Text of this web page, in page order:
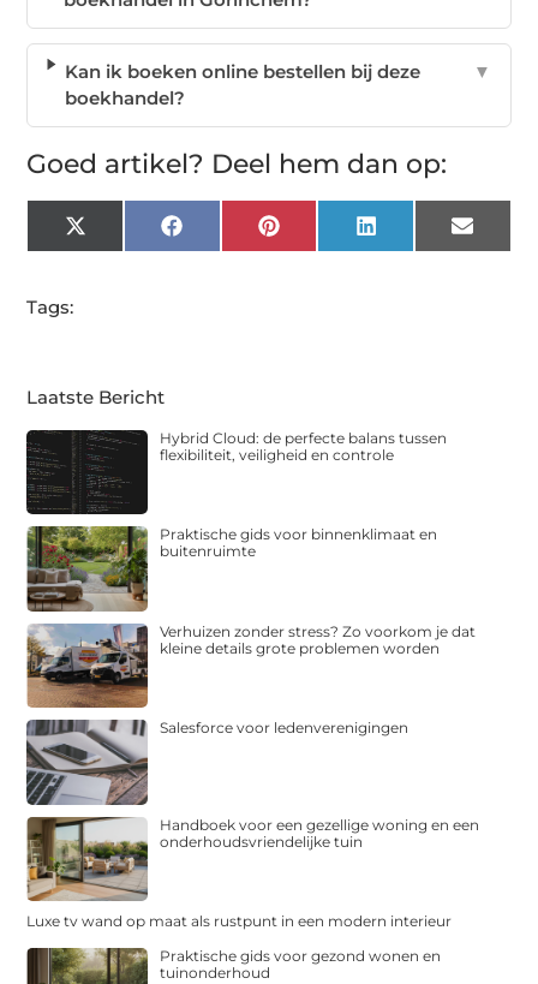
Kan ik boeken online bestellen bij deze
boekhandel?
▼
Goed artikel? Deel hem dan op:
X
(Twitter)
FacebookPinterest LinkedIn Email
Tags:
Laatste Bericht
Hybrid Cloud: de perfecte balans tussen
flexibiliteit, veiligheid en controle
Praktische gids voor binnenklimaat en
buitenruimte
Verhuizen zonder stress? Zo voorkom je dat
kleine details grote problemen worden
Salesforce voor ledenverenigingen
Handboek voor een gezellige woning en een
onderhoudsvriendelijke tuin
Luxe tv wand op maat als rustpunt in een modern interieur
Praktische gids voor gezond wonen en
tuinonderhoud